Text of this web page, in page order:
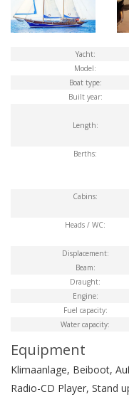
Yacht:
Model:
Boat type:
Built year:
Length:
Berths:
Cabins:
Heads / WC:
Displacement:
Beam:
Draught:
Engine:
Fuel capacity:
Water capacity:
Equipment
Klimaanlage, Beiboot,
Radio-CD Player, Stand